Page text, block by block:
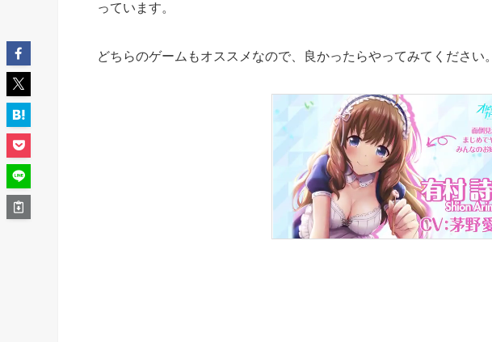
っています。
どちらのゲームもオススメなので、良かったらやってみてください。